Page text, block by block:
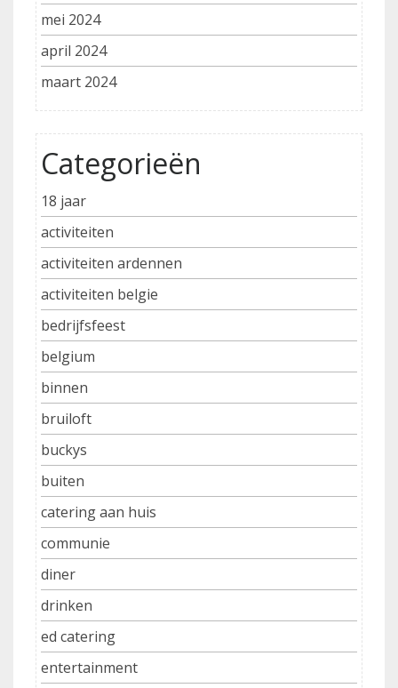
mei 2024
april 2024
maart 2024
Categorieën
18 jaar
activiteiten
activiteiten ardennen
activiteiten belgie
bedrijfsfeest
belgium
binnen
bruiloft
buckys
buiten
catering aan huis
communie
diner
drinken
ed catering
entertainment